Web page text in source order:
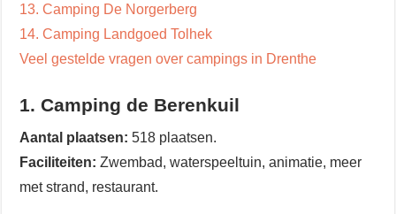
13. Camping De Norgerberg
14. Camping Landgoed Tolhek
Veel gestelde vragen over campings in Drenthe
1. Camping de Berenkuil
Aantal plaatsen: 518 plaatsen.
Faciliteiten:Zwembad, waterspeeltuin, animatie, meer
met strand, restaurant.